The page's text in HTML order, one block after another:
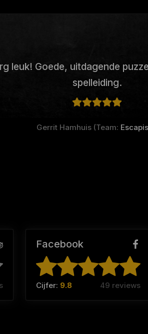
leuk! Goede, uitdagende
spelleiding.
Gerrit Hamhuis (Team:
Facebook
Cijfer: 9.8 49 reviews